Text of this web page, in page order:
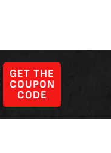
GET THE
COUPON
CODE